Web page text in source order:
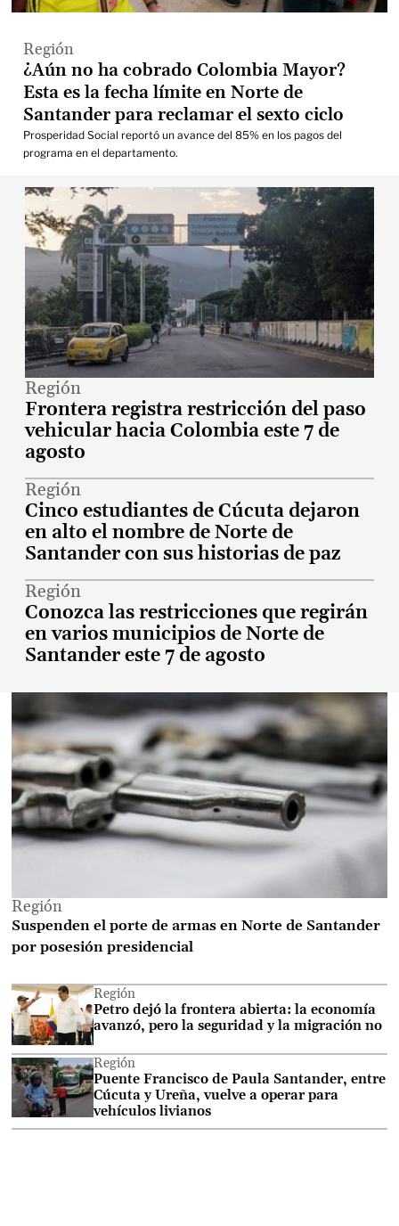
Región
Frontera registra restricción del paso
vehicular hacia Colombia este 7 de
agosto
Región
Cinco estudiantes de Cúcuta dejaron
en alto el nombre de Norte de
Santander con sus historias de paz
Región
Conozca las restricciones que regirán
en varios municipios de Norte de
Santander este 7 de agosto
Región
¿Aún no ha cobrado Colombia Mayor?
Esta es la fecha límite en Norte de
Santander para reclamar el sexto ciclo
Prosperidad Social reportó un avance del 85% en los pagos del
programa en el departamento.
Región
Suspenden el porte de armas en Norte de Santander
por posesión presidencial
Región
Petro dejó la frontera abierta: la economía
avanzó, pero la seguridad y la migración no
Región
Puente Francisco de Paula Santander, entre
Cúcuta y Ureña, vuelve a operar para
vehículos livianos